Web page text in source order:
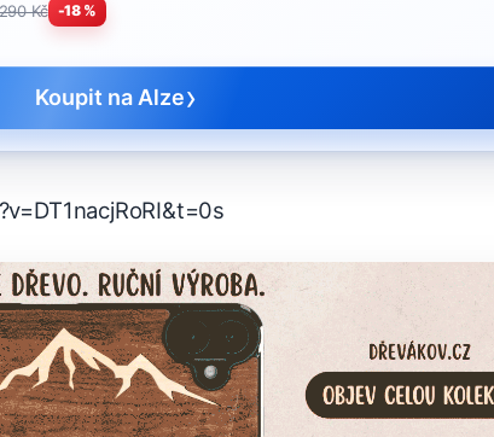
Kč -18 %
Koupit na Alze›